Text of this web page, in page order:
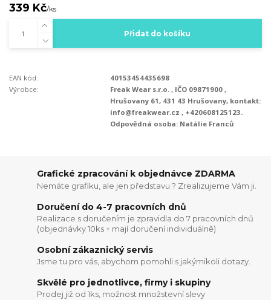
339 Kč/ks
Přidat do košíku
EAN kód:
40153454435698
Výrobce:
Freak Wear s.r.o. , IČO 09871900 ,
Hrušovany 61, 431 43 Hrušovany, kontakt:
info@freakwear.cz , +420608125123.
Odpovědná osoba: Natálie Franců
Grafické zpracování k objednávce ZDARMA
Nemáte grafiku, ale jen představu ? Zrealizujeme Vám ji.
Doručení do 4-7 pracovních dnů
Realizace s doručením je zpravidla do 7 pracovních dnů
(objednávky 10ks + mají doručení individuálně)
Osobní zákaznický servis
Jsme tu pro vás, abychom pomohli s jakýmikoli dotazy.
Skvělé pro jednotlivce, firmy i skupiny
Prodej již od 1ks, možnost množstevní slevy